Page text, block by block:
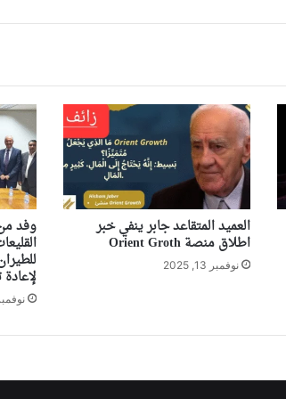
العميد المتقاعد جابر ينفي خبر
اطلاق منصة Orient Groth
نوفمبر 13, 2025
وفد
نوفمبر 12,